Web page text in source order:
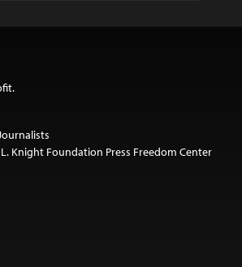
Knight Foundation Press Freedom Center